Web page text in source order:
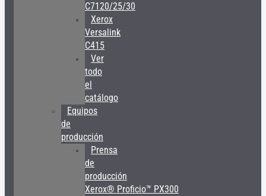
C7120/25/30
Xerox
Versalink
C415
Ver
todo
el
catálogo
Equipos
de
producción
Prensa
de
producción
Xerox® Proficio™ PX300